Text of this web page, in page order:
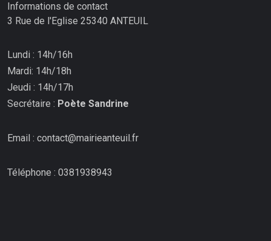
Informations de contact
3 Rue de l'Eglise 25340 ANTEUIL
Lundi : 14h/16h
Mardi: 14h/18h
Jeudi : 14h/17h
Secrétaire : Poète Sandrine
Email : contact@mairieanteuil.fr
Téléphone : 0381938943